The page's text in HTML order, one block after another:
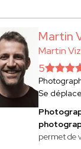
Martin
Martin
5
Se
permet de